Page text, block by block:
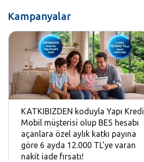
Kampanyalar
KATKIBIZDEN koduyla Yapı Kredi
Mobil müşterisi olup BES hesabı
açanlara özel aylık katkı payına
göre 6 ayda 12.000 TL'ye varan
nakit iade fırsatı!